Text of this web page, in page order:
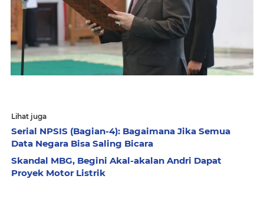
Lihat juga
Serial NPSIS (Bagian-4): Bagaimana Jika Semua
Data Negara Bisa Saling Bicara
Skandal MBG, Begini Akal-akalan Andri Dapat
Proyek Motor Listrik